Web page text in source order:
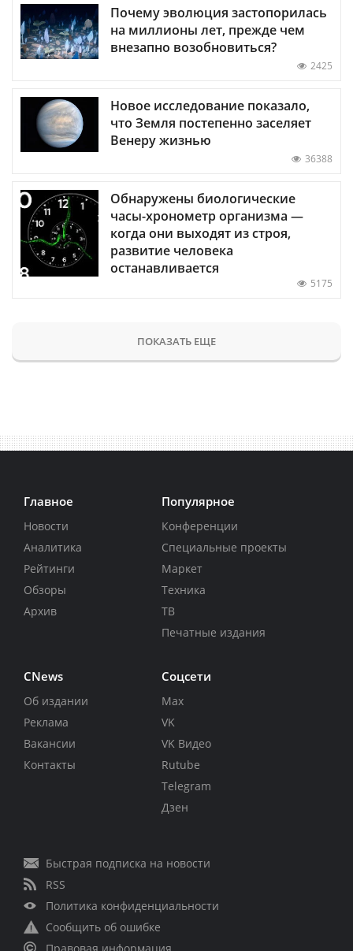
Почему эволюция застопорилась
на миллионы лет, прежде чем
внезапно возобновиться?
2425
Новое исследование показало,
что Земля постепенно заселяет
Венеру жизнью
36388
Обнаружены биологические
часы-хронометр организма —
когда они выходят из строя,
развитие человека
останавливается
5175
ПОКАЗАТЬ ЕЩЕ
Главное
Новости
Аналитика
Рейтинги
Обзоры
Архив
Популярное
Конференции
Специальные проекты
Маркет
Техника
ТВ
Печатные издания
CNews
Об издании
Реклама
Вакансии
Контакты
Соцсети
Max
VK
VK Видео
Rutube
Telegram
Дзен
Быстрая подписка на новости
RSS
Политика конфиденциальности
Сообщить об ошибке